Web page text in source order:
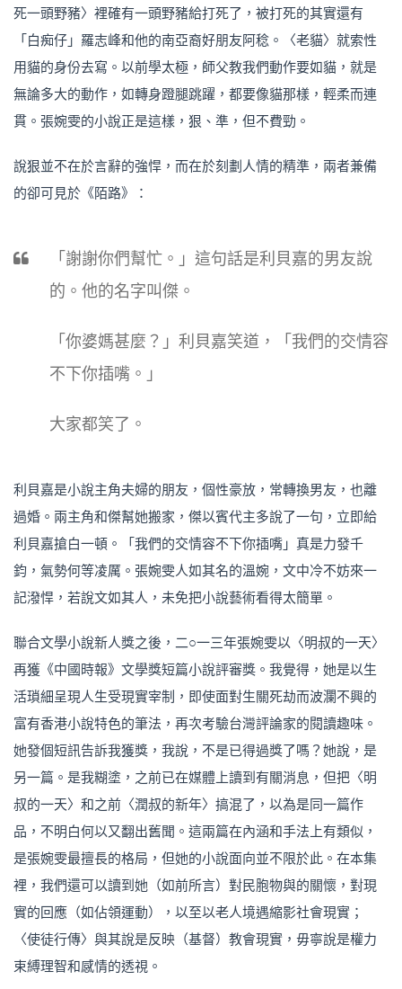
死一頭野豬〉裡確有一頭野豬給打死了，被打死的其實還有
「白痴仔」羅志峰和他的南亞裔好朋友阿稔。〈老貓〉就索性
用貓的身份去寫。以前學太極，師父教我們動作要如貓，就是
無論多大的動作，如轉身蹬腿跳躍，都要像貓那樣，輕柔而連
貫。張婉雯的小說正是這樣，狠、準，但不費勁。
說狠並不在於言辭的強悍，而在於刻劃人情的精準，兩者兼備
的卻可見於《陌路》：
「謝謝你們幫忙。」這句話是利貝嘉的男友說
的。他的名字叫傑。
「你婆媽甚麼？」利貝嘉笑道，「我們的交情容
不下你插嘴。」
大家都笑了。
利貝嘉是小說主角夫婦的朋友，個性豪放，常轉換男友，也離
過婚。兩主角和傑幫她搬家，傑以賓代主多說了一句，立即給
利貝嘉搶白一頓。「我們的交情容不下你插嘴」真是力發千
鈞，氣勢何等凌厲。張婉雯人如其名的溫婉，文中冷不妨來一
記潑悍，若說文如其人，未免把小說藝術看得太簡單。
聯合文學小說新人獎之後，二○一三年張婉雯以〈明叔的一天〉
再獲《中國時報》文學獎短篇小說評審獎。我覺得，她是以生
活瑣細呈現人生受現實宰制，即使面對生關死劫而波瀾不興的
富有香港小說特色的筆法，再次考驗台灣評論家的閱讀趣味。
她發個短訊告訴我獲獎，我說，不是已得過獎了嗎？她說，是
另一篇。是我糊塗，之前已在媒體上讀到有關消息，但把〈明
叔的一天〉和之前〈潤叔的新年〉搞混了，以為是同一篇作
品，不明白何以又翻出舊聞。這兩篇在內涵和手法上有類似，
是張婉雯最擅長的格局，但她的小說面向並不限於此。在本集
裡，我們還可以讀到她（如前所言）對民胞物與的關懷，對現
實的回應（如佔領運動），以至以老人境遇縮影社會現實；
〈使徒行傳〉與其說是反映（基督）教會現實，毋寧說是權力
束縛理智和感情的透視。